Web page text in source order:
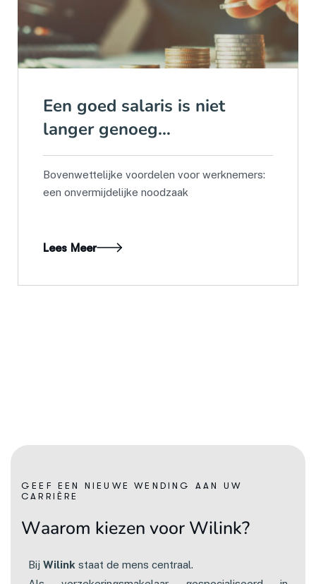
Een goed salaris is niet
langer genoeg…
Bovenwettelijke voordelen voor werknemers:
een onvermijdelijke noodzaak
Lees Meer
GEEF EEN NIEUWE WENDING AAN UW
CARRIÈRE
Waarom kiezen voor Wilink?
Bij Wilink staat de mens centraal.